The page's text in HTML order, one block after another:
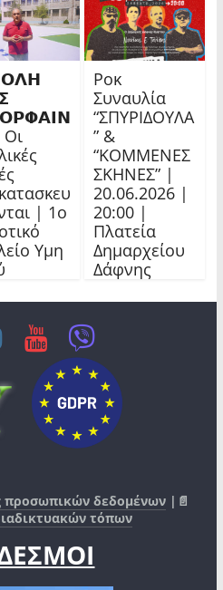
| 1ο
Υμη
Ροκ
Συναυλία
“ΣΠΥΡΙΔΟΥΛΑ
” &
“ΚΟΜΜΕΝΕΣ
ΣΚΗΝΕΣ” |
20.06.2026 |
20:00 |
Πλατεία
Δημαρχείου
Δάφνης
προσωπικών δεδομένων |📄
τόπων